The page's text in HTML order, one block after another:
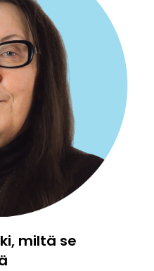
miltä se